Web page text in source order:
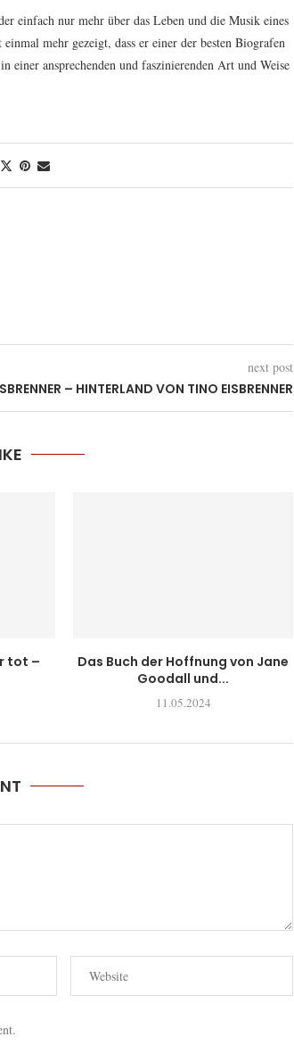
einfach nur mehr über das Leben und die Musik eines
mehr gezeigt, dass er einer der besten Biografen
einer ansprechenden und faszinierenden Art und Weise
next post
– HINTERLAND VON TINO EISBRENNER
tot –
Das Buch der Hoffnung von Jane
Goodall und...
11.05.2024